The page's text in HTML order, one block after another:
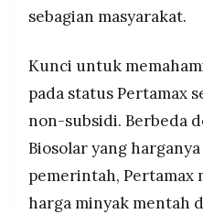
RESOLUSI
MEDIA
PRAMUDITA
Resolusi.co
-
2026
Dengan harga
Indonesia masih lebih
Singapura
sebagian masyarakat.
Kunci untuk
pada status Pertamax
non-subsidi. Berbeda
Biosolar yang
pemerintah,
harga minyak mentah